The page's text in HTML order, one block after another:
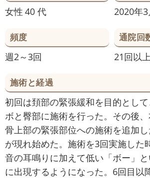
女性 40 代 2020年
頻度
週2～3回
通院回
21回以上
施術と経過
初回は頚部の緊張緩和を目的とし
ボと臀部に施術を行った。その後
骨上部の緊張部位への施術を追加
が現れ始めた。施術を3回実施した
音の耳鳴りに加えて低い「ボー」
に出現するようになった。6回目以